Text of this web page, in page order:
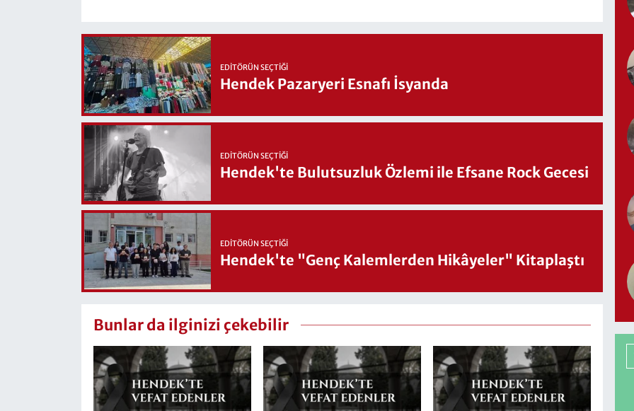
EDITÖRÜN SEÇTIĞI
Hendek Pazaryeri Esnafı İsyanda
EDITÖRÜN SEÇTIĞI
Hendek'te Bulutsuzluk Özlemi ile Efsane Rock Gecesi
EDITÖRÜN SEÇTIĞI
Hendek'te "Genç Kalemlerden Hikâyeler" Kitaplaştı
Bunlar da ilginizi çekebilir